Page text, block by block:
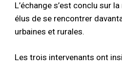
L’échange s’est conclu sur
élus de se rencontrer
urbaines et rurales.
Les trois intervenants ont